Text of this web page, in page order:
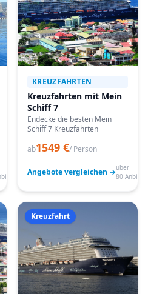
KREUZFAHRTEN
Kreuzfahrten mit Mein
Schiff 7
Endecke die besten Mein
Schiff 7 Kreuzfahrten
ab1549 €/ Person
Angebote vergleichen →über
80
Kreuzfahrt